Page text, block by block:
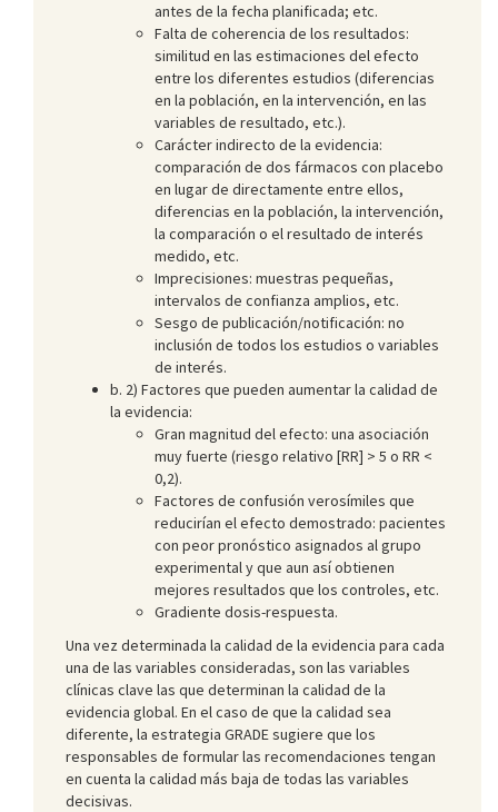
antes de la fecha planificada; etc.
Falta de coherencia de los resultados:
similitud en las estimaciones del efecto
entre los diferentes estudios (diferencias
en la población, en la intervención, en las
variables de resultado, etc.).
Carácter indirecto de la evidencia:
comparación de dos fármacos con placebo
en lugar de directamente entre ellos,
diferencias en la población, la intervención,
la comparación o el resultado de interés
medido, etc.
Imprecisiones: muestras pequeñas,
intervalos de confianza amplios, etc.
Sesgo de publicación/notificación: no
inclusión de todos los estudios o variables
de interés.
b. 2) Factores que pueden aumentar la calidad de
la evidencia:
Gran magnitud del efecto: una asociación
muy fuerte (riesgo relativo [RR] > 5 o RR <
0,2).
Factores de confusión verosímiles que
reducirían el efecto demostrado: pacientes
con peor pronóstico asignados al grupo
experimental y que aun así obtienen
mejores resultados que los controles, etc.
Gradiente dosis-respuesta.
Una vez determinada la calidad de la evidencia para cada
una de las variables consideradas, son las variables
clínicas clave las que determinan la calidad de la
evidencia global. En el caso de que la calidad sea
diferente, la estrategia GRADE sugiere que los
responsables de formular las recomendaciones tengan
en cuenta la calidad más baja de todas las variables
decisivas.